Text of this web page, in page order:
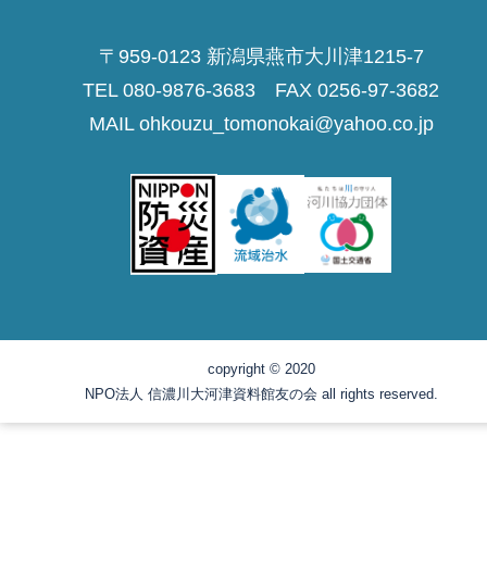
〒959-0123 新潟県燕市大川津1215-7
TEL 080-9876-3683 FAX 0256-97-3682
MAIL ohkouzu_tomonokai@yahoo.co.jp
copyright © 2020
NPO法人 信濃川大河津資料館友の会 all rights reserved.